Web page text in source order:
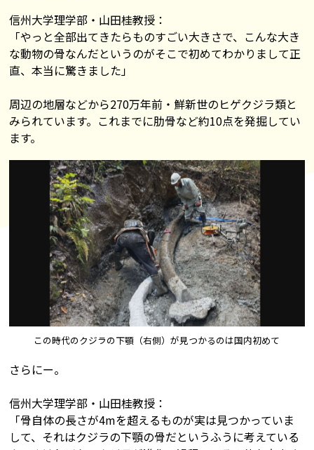
信州大学理学部・山田桂教授：
「やっと全部出てきたらものすごい大きさで、こんな大き
な動物の骨なんだというのがそこで初めてわかりまして正
直、本当に驚きました」
周辺の地層などから270万年前・鮮新世のヒゲクジラ類と
みられています。これまでに肋骨など約10点を発掘してい
ます。
この時代のクジラの下顎（右側）が見つかるのは国内初めて
さらにー。
信州大学理学部・山田桂教授：
「骨自体の長さが4mを超えるものが実は見つかっていま
して、それはクジラの下顎の骨だというふうに考えている